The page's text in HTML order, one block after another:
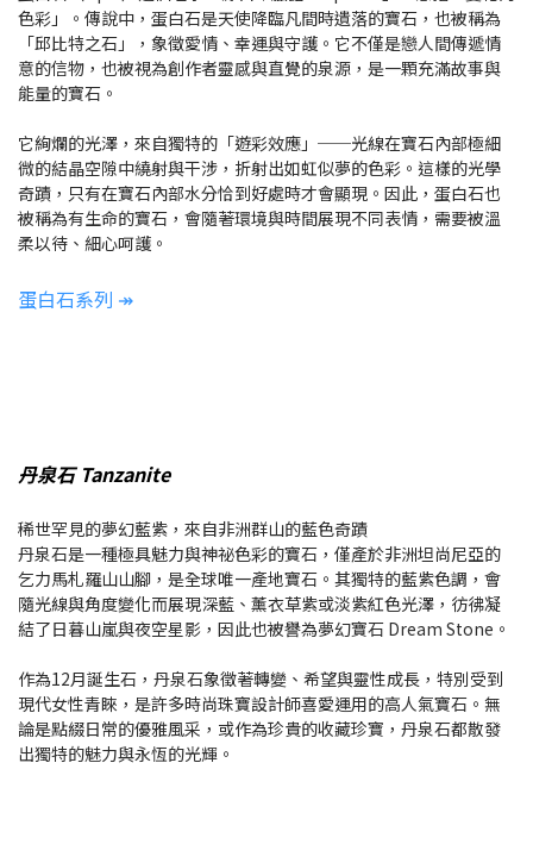
色彩」。傳說中，蛋白石是天使降臨凡間時遺落的寶石，也被稱為
「邱比特之石」，象徵愛情、幸運與守護。它不僅是戀人間傳遞情
意的信物，也被視為創作者靈感與直覺的泉源，是一顆充滿故事與
能量的寶石。
它絢爛的光澤，來自獨特的「遊彩效應」──光線在寶石內部極細
微的結晶空隙中繞射與干涉，折射出如虹似夢的色彩。這樣的光學
奇蹟，只有在寶石內部水分恰到好處時才會顯現。因此，蛋白石也
被稱為有生命的寶石，會隨著環境與時間展現不同表情，需要被溫
柔以待、細心呵護。
蛋白石系列 ↠
丹泉石 Tanzanite
稀世罕見的夢幻藍紫，來自非洲群山的藍色奇蹟
丹泉石是一種極具魅力與神祕色彩的寶石，僅產於非洲坦尚尼亞的
乞力馬札羅山山腳，是全球唯一產地寶石。其獨特的藍紫色調，會
隨光線與角度變化而展現深藍、薰衣草紫或淡紫紅色光澤，彷彿凝
結了日暮山嵐與夜空星影，因此也被譽為夢幻寶石 Dream Stone。
作為12月誕生石，丹泉石象徵著轉變、希望與靈性成長，特別受到
現代女性青睞，是許多時尚珠寶設計師喜愛運用的高人氣寶石。無
論是點綴日常的優雅風采，或作為珍貴的收藏珍寶，丹泉石都散發
出獨特的魅力與永恆的光輝。